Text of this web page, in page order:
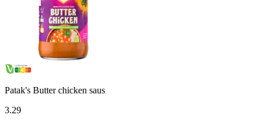
Patak's Butter chicken saus
3.29